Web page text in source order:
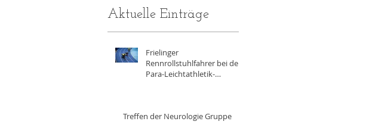
Aktuelle Einträge
Frielinger
Rennrollstuhlfahrer bei der
Para-Leichtathletik-
Treffen der Neurologie Gruppe